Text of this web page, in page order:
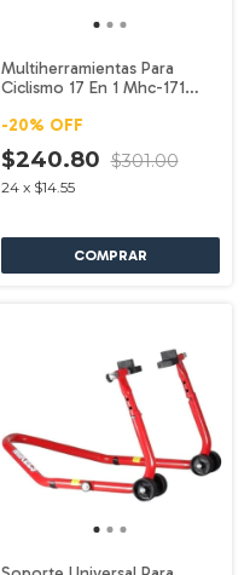
Multiherramientas Para
Ciclismo 17 En 1 Mhc-171
-20% OFF
$240.80 $301.00
24 x $14.55